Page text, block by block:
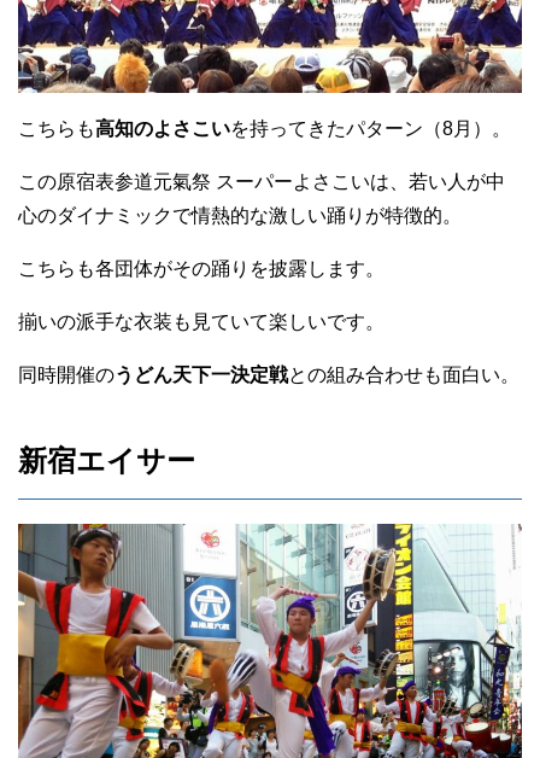
こちらも高知のよさこいを持ってきたパターン（8月）。
この原宿表参道元氣祭 スーパーよさこいは、若い人が中
心のダイナミックで情熱的な激しい踊りが特徴的。
こちらも各団体がその踊りを披露します。
揃いの派手な衣装も見ていて楽しいです。
同時開催のうどん天下一決定戦との組み合わせも面白い。
新宿エイサー